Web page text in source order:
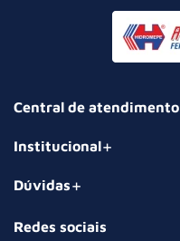
Central de atendimento
Institucional
Dúvidas
Redes sociais